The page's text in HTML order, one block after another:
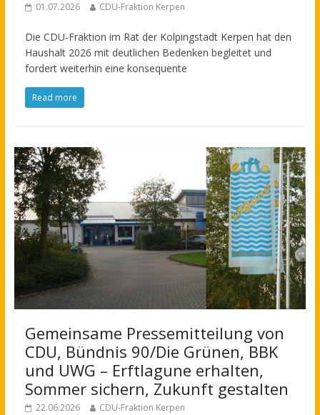
01.07.2026 CDU-Fraktion Kerpen
Die CDU-Fraktion im Rat der Kolpingstadt Kerpen hat den
Haushalt 2026 mit deutlichen Bedenken begleitet und
fordert weiterhin eine konsequente
Read more
Gemeinsame Pressemitteilung von
CDU, Bündnis 90/Die Grünen, BBK
und UWG – Erftlagune erhalten,
Sommer sichern, Zukunft gestalten
22.06.2026 CDU-Fraktion Kerpen